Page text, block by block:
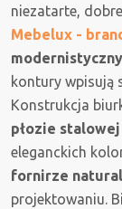
niezatarte,
Mebelux -
kontury wpisują
Konstrukcja
płozie stalowej
eleganckich
fornirze
projektowaniu.